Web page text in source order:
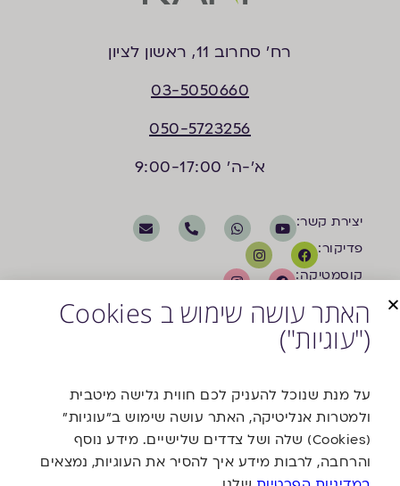
רח’ סחרוב 11, ראשון לציון
03-5050660
050-5723256
א'-ה' 9:00-17:00
יצירת קשר:
פדיקור:
קוסמטיקה:
משרד פרסום
האתר עושה שימוש ב Cookies
("עוגיות")
על מנת שנוכל להעניק לכם חווית גלישה מיטבית
ולמטרות אנליטיקה, האתר עושה שימוש ב"עוגיות"
(Cookies) שלה ושל צדדים שלישיים. מידע נוסף
והרחבה, לרבות מידע איך להסיר את העוגיות, נמצאים